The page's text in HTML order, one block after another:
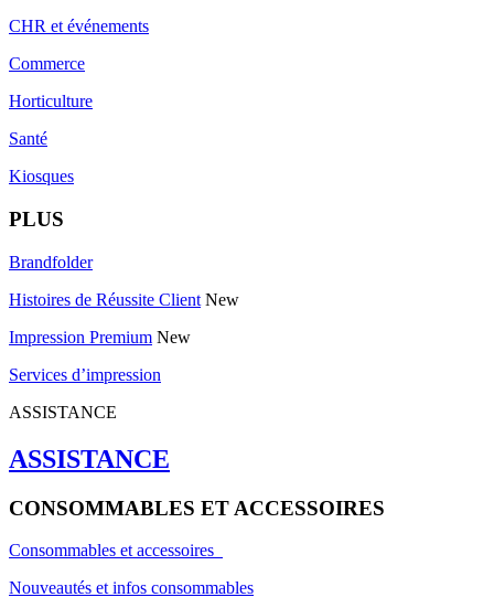
CHR et événements
Commerce
Horticulture
Santé
Kiosques
PLUS
Brandfolder
Histoires de Réussite Client New
Impression Premium New
Services d’impression
ASSISTANCE
ASSISTANCE
CONSOMMABLES ET ACCESSOIRES
Consommables et accessoires
Nouveautés et infos consommables